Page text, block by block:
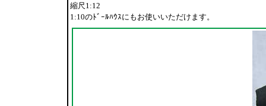
縮尺1:12
1:10のﾄﾞｰﾙﾊｳｽにもお使いいただけます。